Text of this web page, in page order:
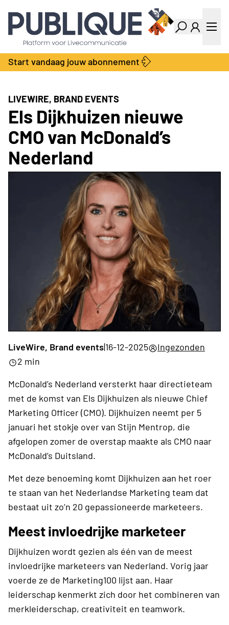
Industry Dashboard
Vacatures
Kalender
Producten
Bedrijvengids
Locatie Finder
Contact
Over ons
Adverteren
Abonnementen
Start vandaag jouw abonnement
LIVEWIRE, BRAND EVENTS
Els Dijkhuizen nieuwe
CMO van McDonald’s
Nederland
LiveWire, Brand events|16-12-2025
Ingezonden
2 min
McDonald’s Nederland versterkt haar directieteam
met de komst van Els Dijkhuizen als nieuwe Chief
Marketing Officer (CMO). Dijkhuizen neemt per 5
januari het stokje over van Stijn Mentrop, die
afgelopen zomer de overstap maakte als CMO naar
McDonald’s Duitsland.
Met deze benoeming komt Dijkhuizen aan het roer
te staan van het Nederlandse Marketing team dat
bestaat uit zo’n 20 gepassioneerde marketeers.
Meest invloedrijke marketeer
Dijkhuizen wordt gezien als één van de meest
invloedrijke marketeers van Nederland. Vorig jaar
voerde ze de Marketing100 lijst aan. Haar
leiderschap kenmerkt zich door het combineren van
merkleiderschap, creativiteit en teamwork.